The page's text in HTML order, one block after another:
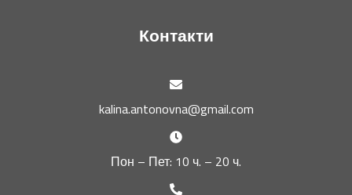
Контакти
kalina.antonovna@gmail.com
Пон – Пет: 10 ч. – 20 ч.